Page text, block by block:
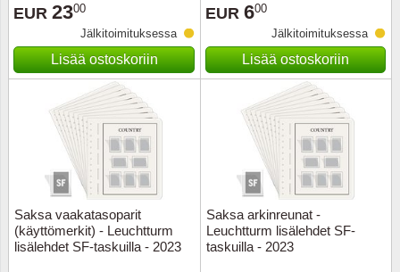
EUR 2300
Jälkitoimituksessa
Lisää ostoskoriin
EUR 600
Jälkitoimituksessa
Lisää ostoskoriin
Saksa vaakatasoparit
(käyttömerkit) - Leuchtturm
lisälehdet SF-taskuilla - 2023
Saksa arkinreunat -
Leuchtturm lisälehdet SF-
taskuilla - 2023